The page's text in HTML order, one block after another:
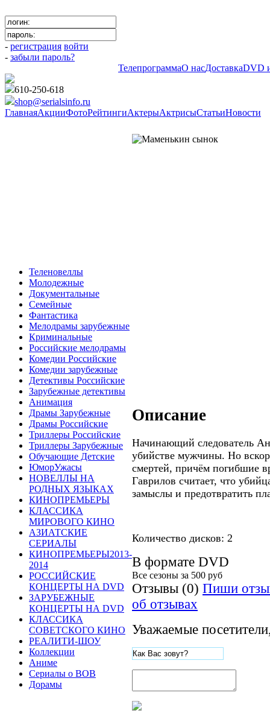
- регистрация войти
- забыли пароль?
ТелепрограммаО насДоставкаDVD
610-250-618
shop@serialsinfo.ru
ГлавнаяАкцииФотоРейтингиАктерыАктрисыСтатьиНовости
Теленовеллы
Молодежные
Документальные
Семейные
Фантастика
Мелодрамы зарубежные
Криминальные
Российские мелодрамы
Комедии Российские
Комедии зарубежные
Детективы Российские
Зарубежные детективы
Анимация
Драмы Зарубежные
Драмы Российские
Триллеры Российские
Триллеры Зарубежные
Обучающие Детские
ЮморУжасы
НОВЕЛЛЫ НА
РОДНЫХ ЯЗЫКАХ
КИНОПРЕМЬЕРЫ
КЛАССИКА
МИРОВОГО КИНО
АЗИАТСКИЕ
СЕРИАЛЫ
КИНОПРЕМЬЕРЫ2013-
2014
РОССИЙСКИЕ
КОНЦЕРТЫ НА DVD
ЗАРУБЕЖНЫЕ
КОНЦЕРТЫ НА DVD
КЛАССИКА
СОВЕТСКОГО КИНО
РЕАЛИТИ-ШОУ
Коллекции
Аниме
Сериалы о ВОВ
Дорамы
Описание
Начинающий следователь
убийстве мужчины. Но
смертей, причём погибшие
Гаврилов считает, что
замыслы и предотвратить
Количество дисков: 2
В формате DVD
Все сезоны за 500 руб
Отзывы (0) Пиши
об отзывах
Уважаемые